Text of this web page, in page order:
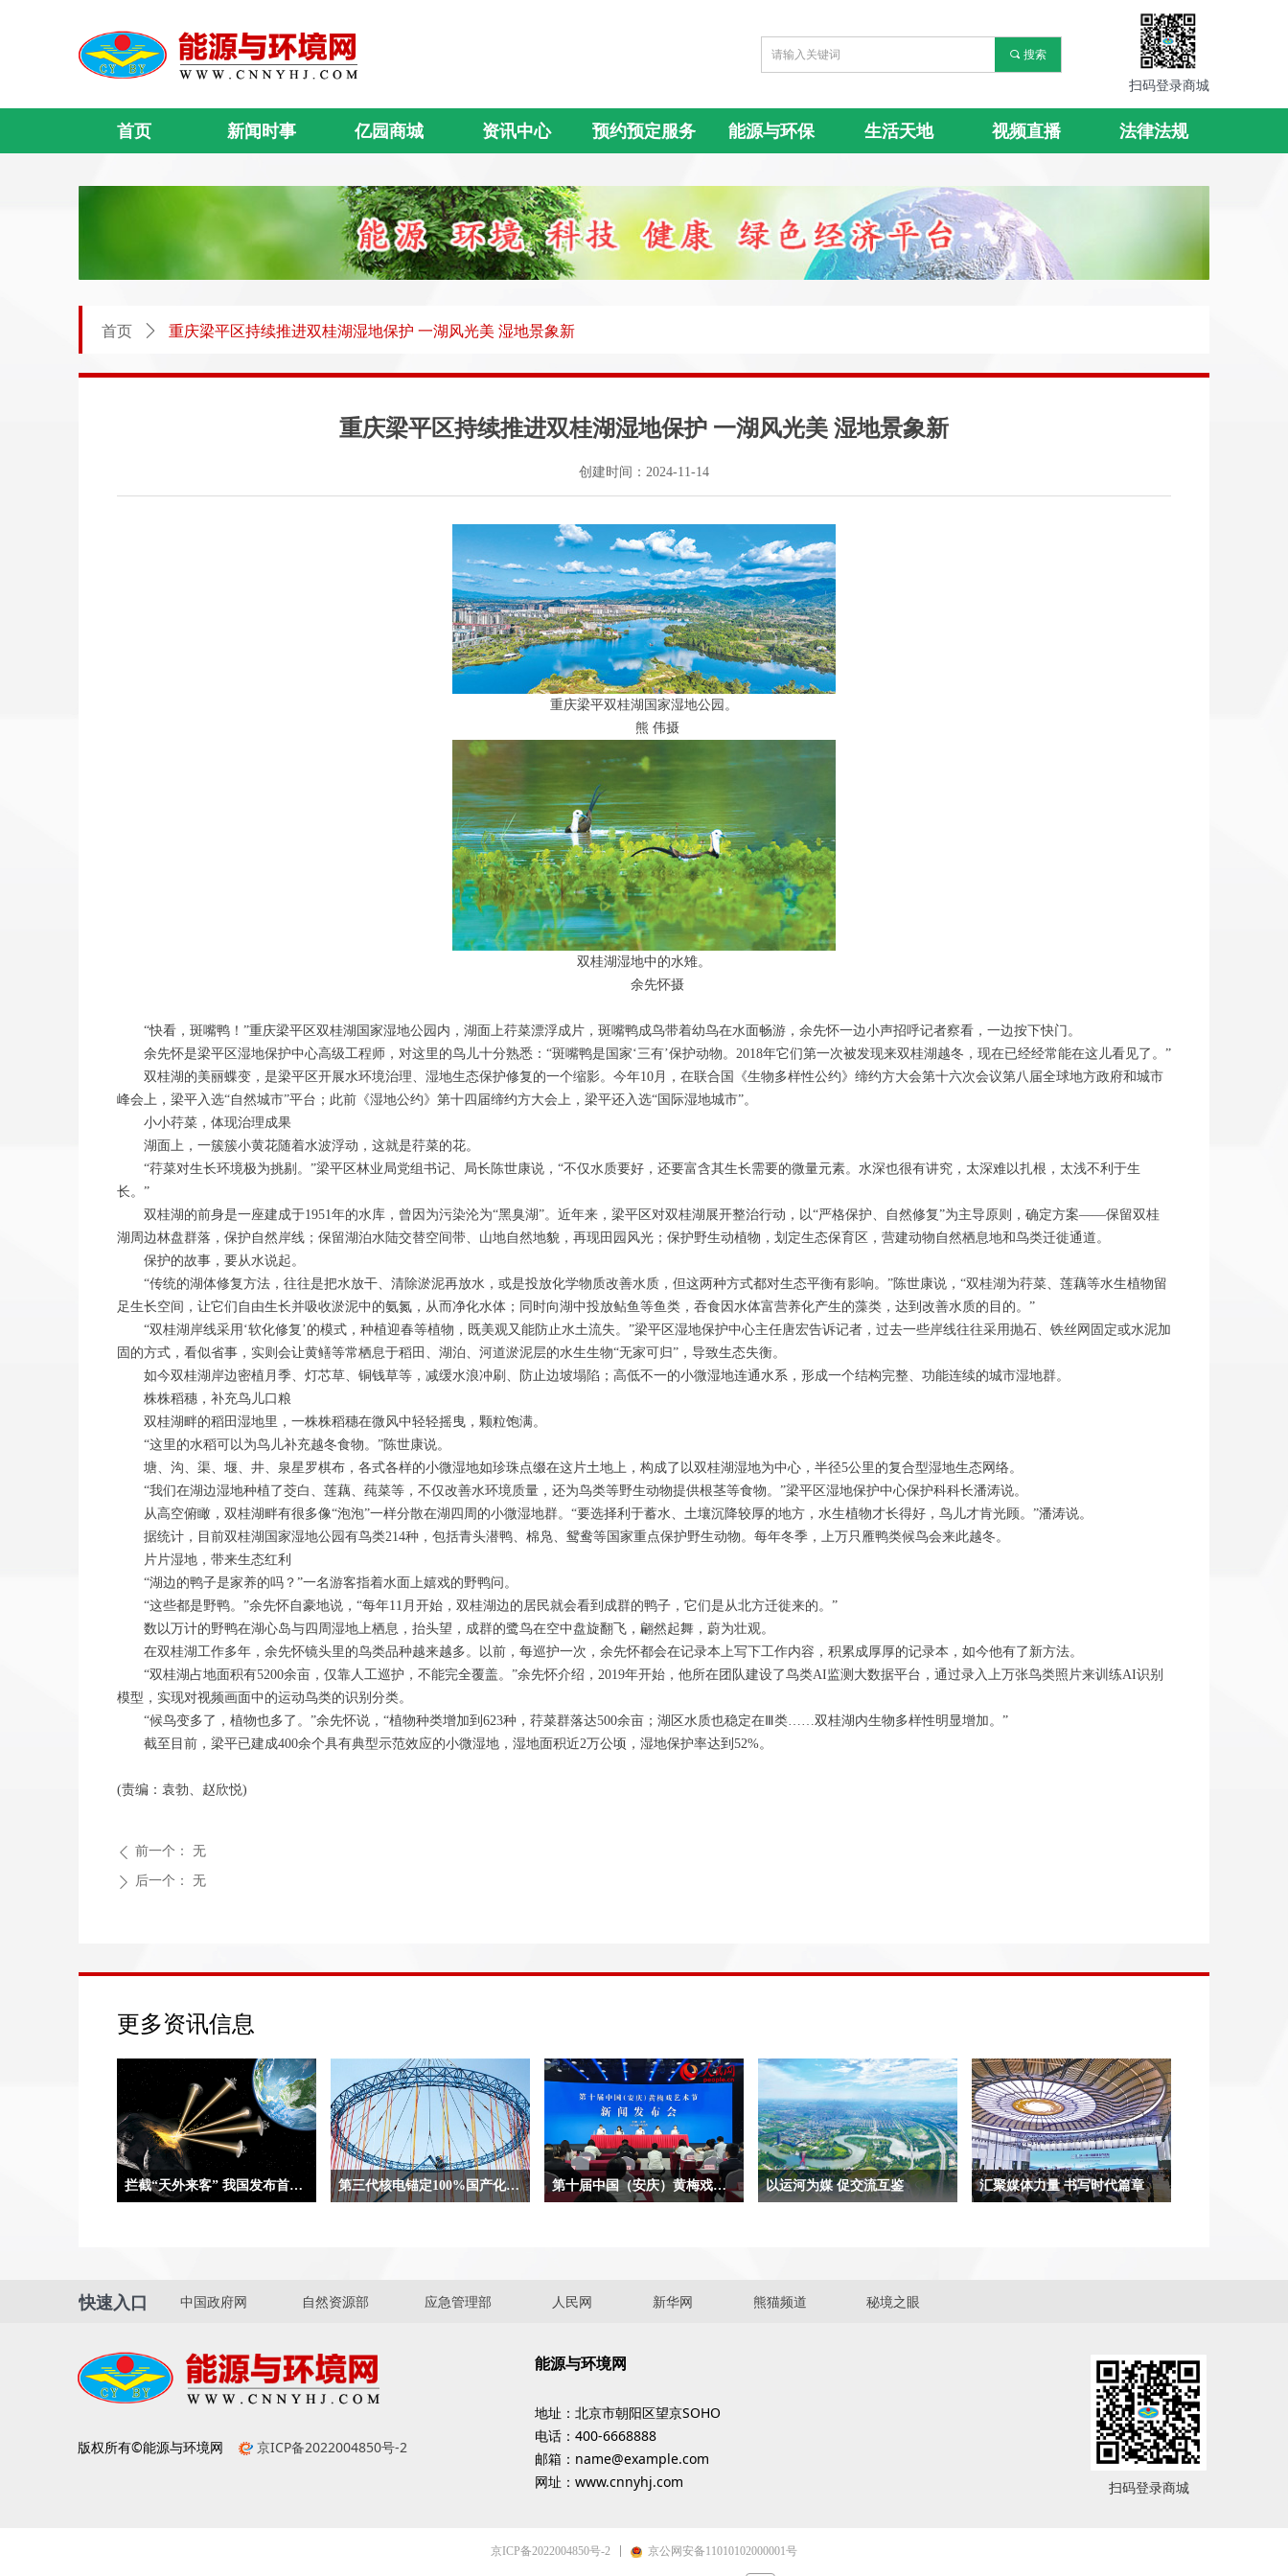
首页 新闻时事 亿园商城 资讯中心 预约预定服务 能源与环保 生活天地 视频直播 法律法规
끠 搜索
扫码登录商城
首页 ꄲ 重庆梁平区持续推进双桂湖湿地保护 一湖风光美 湿地景象新
重庆梁平区持续推进双桂湖湿地保护 一湖风光美 湿地景象新
创建时间： 2024-11-14
重庆梁平双桂湖国家湿地公园。
熊 伟摄
双桂湖湿地中的水雉。
余先怀摄
“快看，斑嘴鸭！”重庆梁平区双桂湖国家湿地公园内，湖面上荇菜漂浮成片，斑嘴鸭成鸟带着幼鸟在水面畅游，余先怀一边小声招呼记者察看，一边按下快门。
余先怀是梁平区湿地保护中心高级工程师，对这里的鸟儿十分熟悉：“斑嘴鸭是国家‘三有’保护动物。2018年它们第一次被发现来双桂湖越冬，现在已经经常能在这儿看见了。”
双桂湖的美丽蝶变，是梁平区开展水环境治理、湿地生态保护修复的一个缩影。今年10月，在联合国《生物多样性公约》缔约方大会第十六次会议第八届全球地方政府和城市
峰会上，梁平入选“自然城市”平台；此前《湿地公约》第十四届缔约方大会上，梁平还入选“国际湿地城市”。
小小荇菜，体现治理成果
湖面上，一簇簇小黄花随着水波浮动，这就是荇菜的花。
“荇菜对生长环境极为挑剔。”梁平区林业局党组书记、局长陈世康说，“不仅水质要好，还要富含其生长需要的微量元素。水深也很有讲究，太深难以扎根，太浅不利于生
长。”
双桂湖的前身是一座建成于1951年的水库，曾因为污染沦为“黑臭湖”。近年来，梁平区对双桂湖展开整治行动，以“严格保护、自然修复”为主导原则，确定方案——保留双桂
湖周边林盘群落，保护自然岸线；保留湖泊水陆交替空间带、山地自然地貌，再现田园风光；保护野生动植物，划定生态保育区，营建动物自然栖息地和鸟类迁徙通道。
保护的故事，要从水说起。
“传统的湖体修复方法，往往是把水放干、清除淤泥再放水，或是投放化学物质改善水质，但这两种方式都对生态平衡有影响。”陈世康说，“双桂湖为荇菜、莲藕等水生植物留
足生长空间，让它们自由生长并吸收淤泥中的氨氮，从而净化水体；同时向湖中投放鲇鱼等鱼类，吞食因水体富营养化产生的藻类，达到改善水质的目的。”
“双桂湖岸线采用‘软化修复’的模式，种植迎春等植物，既美观又能防止水土流失。”梁平区湿地保护中心主任唐宏告诉记者，过去一些岸线往往采用抛石、铁丝网固定或水泥加
固的方式，看似省事，实则会让黄鳝等常栖息于稻田、湖泊、河道淤泥层的水生生物“无家可归”，导致生态失衡。
如今双桂湖岸边密植月季、灯芯草、铜钱草等，减缓水浪冲刷、防止边坡塌陷；高低不一的小微湿地连通水系，形成一个结构完整、功能连续的城市湿地群。
株株稻穗，补充鸟儿口粮
双桂湖畔的稻田湿地里，一株株稻穗在微风中轻轻摇曳，颗粒饱满。
“这里的水稻可以为鸟儿补充越冬食物。”陈世康说。
塘、沟、渠、堰、井、泉星罗棋布，各式各样的小微湿地如珍珠点缀在这片土地上，构成了以双桂湖湿地为中心，半径5公里的复合型湿地生态网络。
“我们在湖边湿地种植了茭白、莲藕、莼菜等，不仅改善水环境质量，还为鸟类等野生动物提供根茎等食物。”梁平区湿地保护中心保护科科长潘涛说。
从高空俯瞰，双桂湖畔有很多像“泡泡”一样分散在湖四周的小微湿地群。“要选择利于蓄水、土壤沉降较厚的地方，水生植物才长得好，鸟儿才肯光顾。”潘涛说。
据统计，目前双桂湖国家湿地公园有鸟类214种，包括青头潜鸭、棉凫、鸳鸯等国家重点保护野生动物。每年冬季，上万只雁鸭类候鸟会来此越冬。
片片湿地，带来生态红利
“湖边的鸭子是家养的吗？”一名游客指着水面上嬉戏的野鸭问。
“这些都是野鸭。”余先怀自豪地说，“每年11月开始，双桂湖边的居民就会看到成群的鸭子，它们是从北方迁徙来的。”
数以万计的野鸭在湖心岛与四周湿地上栖息，抬头望，成群的鹭鸟在空中盘旋翻飞，翩然起舞，蔚为壮观。
在双桂湖工作多年，余先怀镜头里的鸟类品种越来越多。以前，每巡护一次，余先怀都会在记录本上写下工作内容，积累成厚厚的记录本，如今他有了新方法。
“双桂湖占地面积有5200余亩，仅靠人工巡护，不能完全覆盖。”余先怀介绍，2019年开始，他所在团队建设了鸟类AI监测大数据平台，通过录入上万张鸟类照片来训练AI识别
模型，实现对视频画面中的运动鸟类的识别分类。
“候鸟变多了，植物也多了。”余先怀说，“植物种类增加到623种，荇菜群落达500余亩；湖区水质也稳定在Ⅲ类……双桂湖内生物多样性明显增加。”
截至目前，梁平已建成400余个具有典型示范效应的小微湿地，湿地面积近2万公顷，湿地保护率达到52%。
(责编：袁勃、赵欣悦)
ꄴ 前一个： 无
ꄲ 后一个： 无
更多资讯信息
拦截“天外来客” 我国发布首次近地小行星防御任务方案设想
小行星防御任务，并发布首次近地小
用“伴飞+动能撞击+伴飞”模式。
第三代核电锚定100%国产化,向国际最高水平赶超—— “国和一号”的自主创新之路
电自主化标志性成果，是完全自主设
电技术的先进水平。
第十届中国（安庆）黄梅戏艺术节将于9月22日至10月8日举行
至10月8日在安庆市举行。
以运河为媒 促交流互鉴
能，推动了经济社会发展。
汇聚媒体力量 书写时代篇章
能源与环境网
地址：北京市朝阳区望京SOHO
电话：400-6668888
邮箱：name@example.com
网址：www.cnnyhj.com
版权所有©能源与环境网 京ICP备2022004850号-2
扫码登录商城
快速入口 中国政府网 自然资源部 应急管理部 人民网 新华网 熊猫频道 秘境之眼
京ICP备2022004850号-2 京公网安备11010102000001号